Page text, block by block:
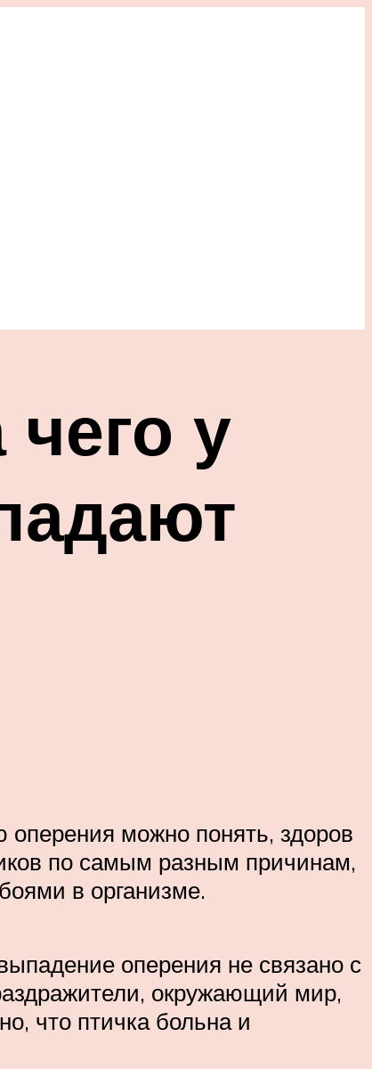
у
можно понять, здоров
по самым разным причинам,
в организме.
оперения не связано с
окружающий мир,
что птичка больна и